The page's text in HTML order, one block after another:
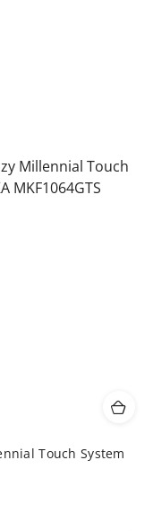
Touch System